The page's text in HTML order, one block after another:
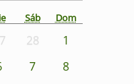
Sáb Dom
28
1
7
8